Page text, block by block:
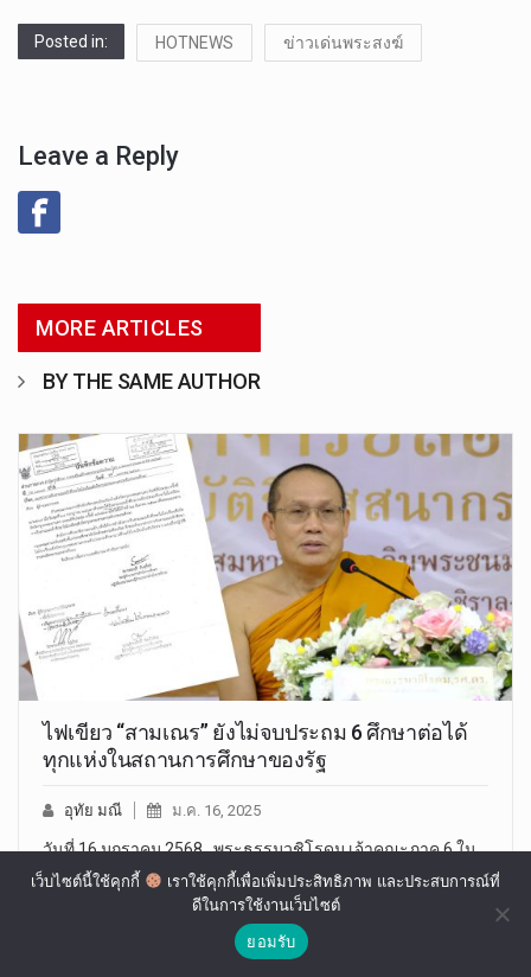
Posted in: HOTNEWS ข่าวเด่นพระสงฆ์
Leave a Reply
MORE ARTICLES
BY THE SAME AUTHOR
ไฟเขียว “สามเณร” ยังไม่จบประถม 6 ศึกษาต่อได้
ทุกแห่งในสถานการศึกษาของรัฐ
อุทัย มณี ม.ค. 16, 2025
วันที่ 16 มกราคม 2568 พระธรรมวชิโรดม เจ้าคณะภาค 6 ใน
ฐานะเลขานุการคณะกรรมการการศาสนศึกษา…
เว็บไซต์นี้ใช้คุกกี้
เราใช้คุกกี้เพื่อเพิ่มประสิทธิภาพ และประสบการณ์ที่
ดีในการใช้งานเว็บไซต์
ยอมรับ